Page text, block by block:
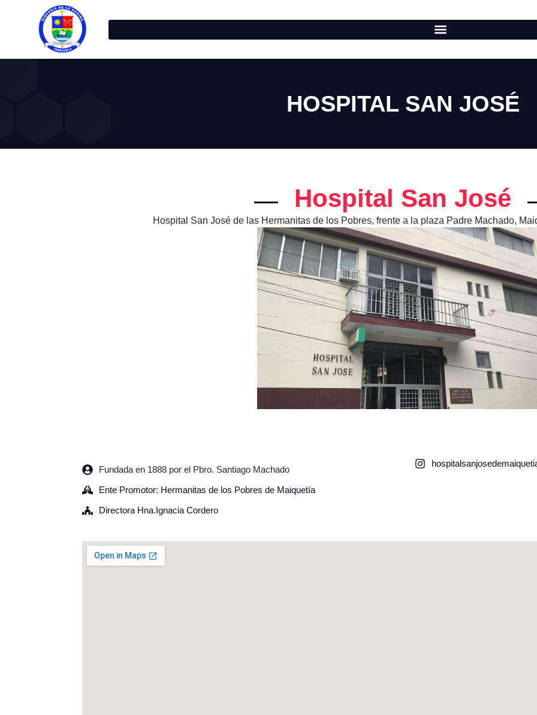
HOSPITAL SAN JOSÉ
Hospital San José
Hospital San José de las Hermanitas de los Pobres, frente a la plaza Padre Machado,
Fundada en 1888 por el Pbro. Santiago Machado
Ente Promotor: Hermanitas de los Pobres de Maiquetía
Directora Hna.Ignacia Cordero